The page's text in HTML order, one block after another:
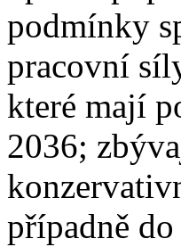
podmínky
pracovní
které mají
2036;
případně